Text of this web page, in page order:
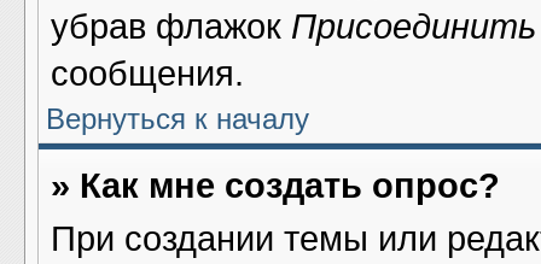
убрав флажок Присоединить
сообщения.
Вернуться к началу
» Как мне создать опрос?
При создании темы или